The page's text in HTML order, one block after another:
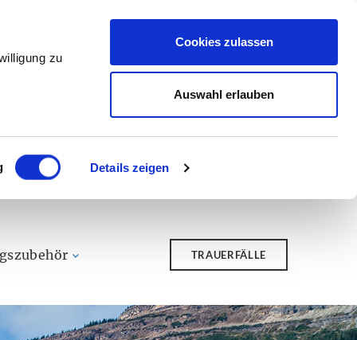
zu
Details zeigen
Cookies zulassen
Auswahl erlauben
TRAUERFÄLLE